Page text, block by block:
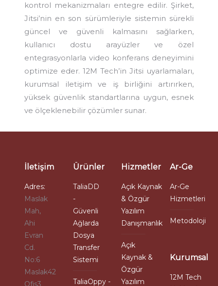
kontrol mekanizmaları entegre edilir. Şirket,
Jitsi’nin en son sürümleriyle sistemin sürekli
güncel ve güvenli kalmasını sağlarken,
kullanıcı dostu arayüzler ve özel
entegrasyonlarla video konferans deneyimini
optimize eder. 12M Tech’in Jitsi uyarlamaları,
kurumsal iletişim ve iş birliğini artırırken,
yüksek güvenlik standartlarına uygun, esnek
ve ölçeklenebilir çözümler sunar.
İletişim
Adres:
Maslak
Mah,
Ahi
Evran
Cd.
No:6
Maslak42
Ofis3
Ürünler
TaliaDD
-
Güvenli
Ağlarda
Dosya
Transfer
Sistemi
TaliaOppy -
Hizmetler
Açık Kaynak
& Özgür
Yazılım
Danışmanlık
Açık
Kaynak &
Özgür
Yazılım
Ar-Ge
Ar-Ge
Hizmetleri
Metodoloji
Kurumsal
12M Tech